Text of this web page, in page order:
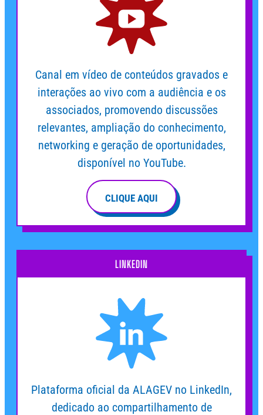
Canal em vídeo de conteúdos gravados e
interações ao vivo com a audiência e os
associados, promovendo discussões
relevantes, ampliação do conhecimento,
networking e geração de oportunidades,
disponível no YouTube.
CLIQUE AQUI
LINKEDIN
Plataforma oficial da ALAGEV no LinkedIn,
dedicado ao compartilhamento de